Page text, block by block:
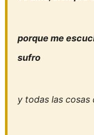
porque me
sufro
y todas las cosas